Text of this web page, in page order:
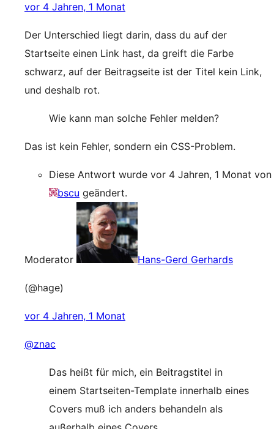
vor 4 Jahren, 1 Monat
Der Unterschied liegt darin, dass du auf der
Startseite einen Link hast, da greift die Farbe
schwarz, auf der Beitragseite ist der Titel kein Link,
und deshalb rot.
Wie kann man solche Fehler melden?
Das ist kein Fehler, sondern ein CSS-Problem.
Diese Antwort wurde vor 4 Jahren, 1 Monat von
bscu geändert.
Moderator Hans-Gerd Gerhards
(@hage)
vor 4 Jahren, 1 Monat
@znac
Das heißt für mich, ein Beitragstitel in
einem Startseiten-Template innerhalb eines
Covers muß ich anders behandeln als